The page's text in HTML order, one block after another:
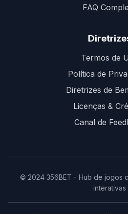
FAQ
Termos de
Política de
Diretrizes de
Licenças &
Canal de
© 2024 356BET - Hub de jogos
interativas